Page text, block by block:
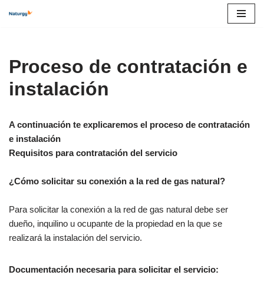
content
Proceso de contratación e
instalación
A continuación te explicaremos el proceso de contratación
e instalación
Requisitos para contratación del servicio
¿Cómo solicitar su conexión a la red de gas natural?
Para solicitar la conexión a la red de gas natural debe ser
dueño, inquilino u ocupante de la propiedad en la que se
realizará la instalación del servicio.
Documentación necesaria para solicitar el servicio: